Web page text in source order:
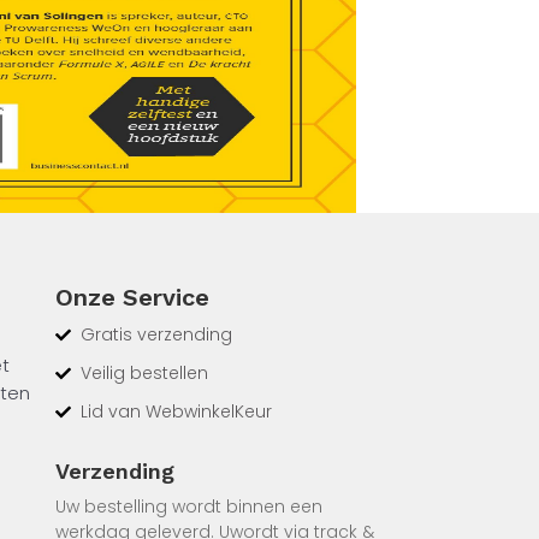
Onze Service
Gratis verzending
Veilig bestellen
Lid van WebwinkelKeur
Verzending
Uw bestelling wordt binnen een
werkdag geleverd. Uwordt via track &